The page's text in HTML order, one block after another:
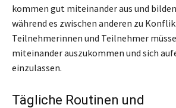
kommen gut miteinander aus und
während es zwischen anderen zu
Teilnehmerinnen und Teilnehmer
miteinander auszukommen und sich
einzulassen.
Tägliche Routinen und